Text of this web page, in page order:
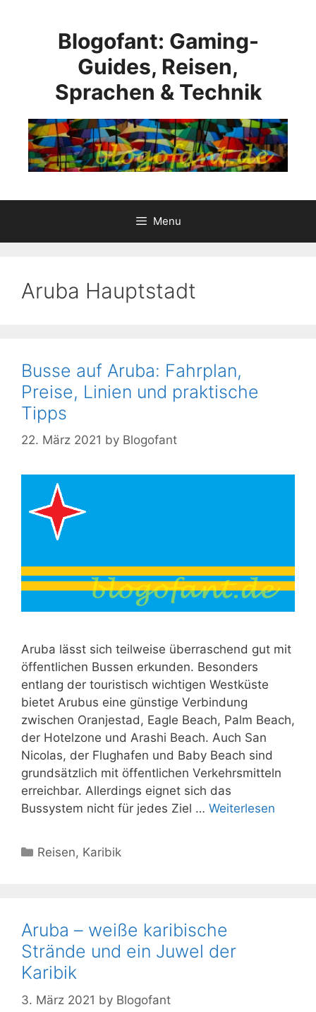
Blogofant: Gaming-
Guides, Reisen,
Sprachen & Technik
Menu
Aruba Hauptstadt
Busse auf Aruba: Fahrplan,
Preise, Linien und praktische
Tipps
22. März 2021 by Blogofant
Aruba lässt sich teilweise überraschend gut mit
öffentlichen Bussen erkunden. Besonders
entlang der touristisch wichtigen Westküste
bietet Arubus eine günstige Verbindung
zwischen Oranjestad, Eagle Beach, Palm Beach,
der Hotelzone und Arashi Beach. Auch San
Nicolas, der Flughafen und Baby Beach sind
grundsätzlich mit öffentlichen Verkehrsmitteln
erreichbar. Allerdings eignet sich das
Bussystem nicht für jedes Ziel … Weiterlesen
Kategorien
Reisen, Karibik
Aruba – weiße karibische
Strände und ein Juwel der
Karibik
3. März 2021 by Blogofant